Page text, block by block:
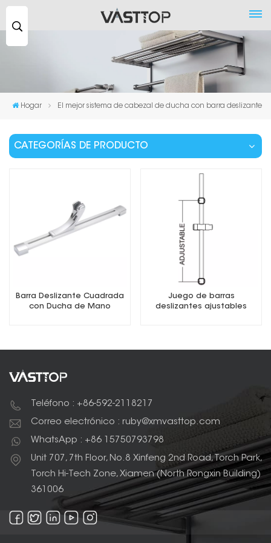
Hogar El mejor sistema de cabezal de ducha con barra deslizante
CATEGORÍAS DE PRODUCTO
Barra Deslizante Cuadrada
con Ducha de Mano
Juego de barras
deslizantes ajustables
Teléfono : +86-592-2118217
Correo electrónico : ruby@xmvasttop.com
WhatsApp : +86 15750793798
Unit 707, 7th Floor, No.8 Xinfeng 2nd Road, Torch Park,
Torch Hi-Tech Zone, Xiamen (North Rongxin Building)
361006